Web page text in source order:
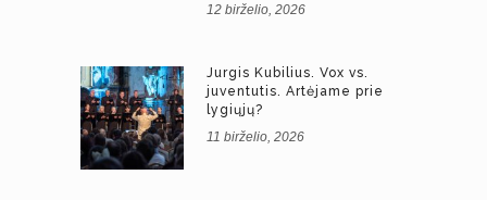
12 birželio, 2026
Jurgis Kubilius. Vox vs.
juventutis. Artėjame prie
lygiųjų?
11 birželio, 2026